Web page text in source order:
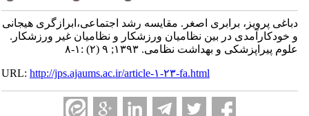
دباغی پرویز، برابری اصغر. مقایسه رشد اجتماعی،ابرازگری هیجانی
و خودکارآمدی در بین نظامیان ورزشکار و نظامیان غیر ورزشکار.
علوم پیراپزشکی و بهداشت نظامی. ۱۳۹۳; ۹ (۲) :۱-۸
URL:http://jps.ajaums.ac.ir/article-۱-۲۳-fa.html